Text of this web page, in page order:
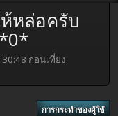
หล่อครับ
ก่อนเที่ยง
การกระทำของผู้ใช้